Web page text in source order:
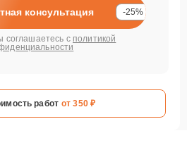
консультация -25%
соглашаетесь с политикой
работ от 350 ₽